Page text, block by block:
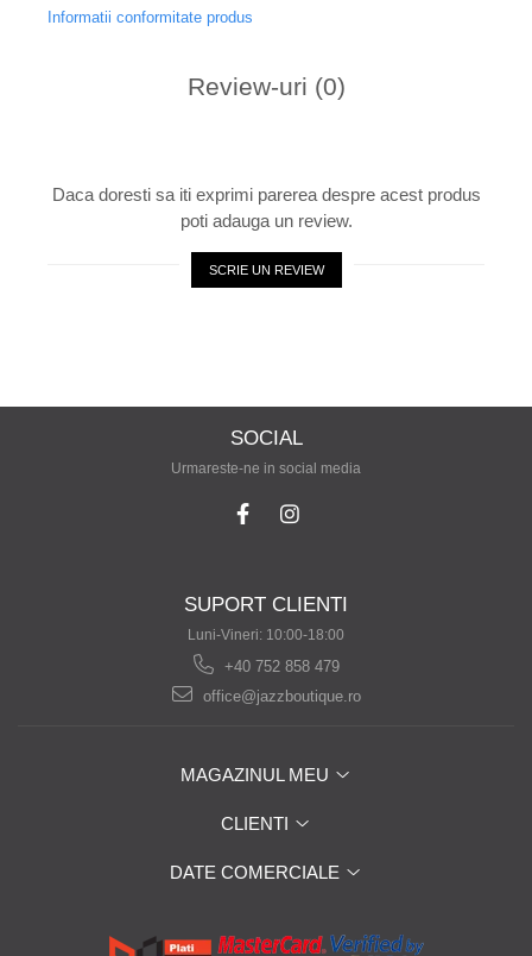
Informatii conformitate produs
Review-uri (0)
Daca doresti sa iti exprimi parerea despre acest produs
poti adauga un review.
SCRIE UN REVIEW
SOCIAL
Urmareste-ne in social media
SUPORT CLIENTI
Luni-Vineri: 10:00-18:00
+40 752 858 479
office@jazzboutique.ro
MAGAZINUL MEU
CLIENTI
DATE COMERCIALE